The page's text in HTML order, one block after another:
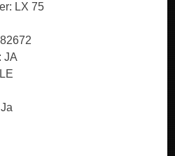
LX 75
JA